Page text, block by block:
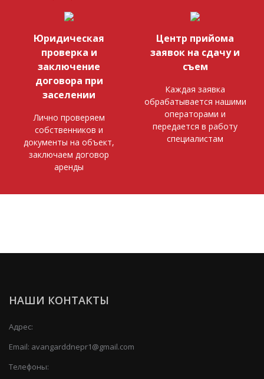
Юридическая
проверка и
заключение
договора при
заселении
Лично проверяем
собственников и
документы на объект,
заключаем договор
аренды
Центр прийома
заявок на сдачу и
съем
Каждая заявка
обрабатывается нашими
операторами и
передается в работу
специалистам
НАШИ КОНТАКТЫ
Адрес:
Email: avangarddnepr1@gmail.com
Телефоны: